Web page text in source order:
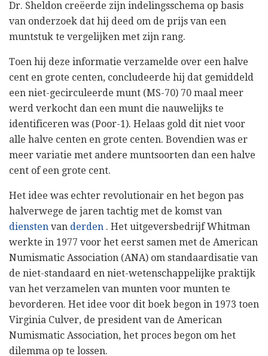
Dr. Sheldon creëerde zijn indelingsschema op basis
van onderzoek dat hij deed om de prijs van een
muntstuk te vergelijken met zijn rang.
Toen hij deze informatie verzamelde over een halve
cent en grote centen, concludeerde hij dat gemiddeld
een niet-gecirculeerde munt (MS-70) 70 maal meer
werd verkocht dan een munt die nauwelijks te
identificeren was (Poor-1). Helaas gold dit niet voor
alle halve centen en grote centen. Bovendien was er
meer variatie met andere muntsoorten dan een halve
cent of een grote cent.
Het idee was echter revolutionair en het begon pas
halverwege de jaren tachtig met de komst van
diensten van derden . Het uitgeversbedrijf Whitman
werkte in 1977 voor het eerst samen met de American
Numismatic Association (ANA) om standaardisatie van
de niet-standaard en niet-wetenschappelijke praktijk
van het verzamelen van munten voor munten te
bevorderen. Het idee voor dit boek begon in 1973 toen
Virginia Culver, de president van de American
Numismatic Association, het proces begon om het
dilemma op te lossen.